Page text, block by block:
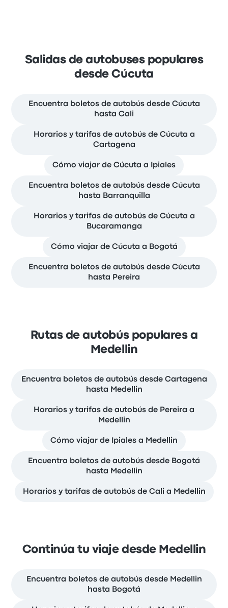
Salidas de autobuses populares
desde Cúcuta
Encuentra boletos de autobús desde Cúcuta
hasta Cali
Horarios y tarifas de autobús de Cúcuta a
Cartagena
Cómo viajar de Cúcuta a Ipiales
Encuentra boletos de autobús desde Cúcuta
hasta Barranquilla
Horarios y tarifas de autobús de Cúcuta a
Bucaramanga
Cómo viajar de Cúcuta a Bogotá
Encuentra boletos de autobús desde Cúcuta
hasta Pereira
Rutas de autobús populares a
Medellin
Encuentra boletos de autobús desde Cartagena
hasta Medellin
Horarios y tarifas de autobús de Pereira a
Medellin
Cómo viajar de Ipiales a Medellin
Encuentra boletos de autobús desde Bogotá
hasta Medellin
Horarios y tarifas de autobús de Cali a Medellin
Continúa tu viaje desde Medellin
Encuentra boletos de autobús desde Medellin
hasta Bogotá